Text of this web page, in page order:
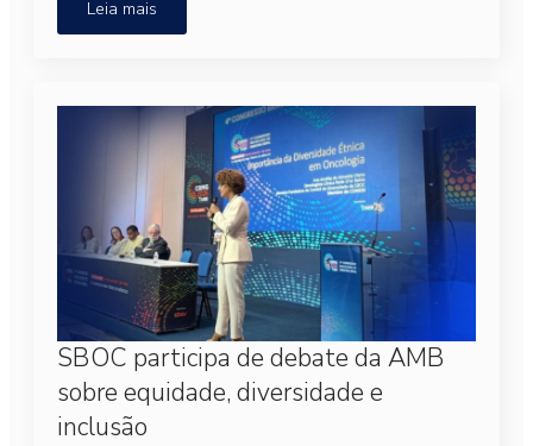
Leia mais
SBOC participa de debate da AMB
sobre equidade, diversidade e
inclusão